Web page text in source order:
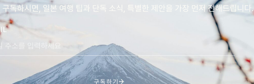
독하시면, 일본 여행 팁과 단독 소식, 특별한 제안을 가장 먼저 전해드립니다.
구독하기